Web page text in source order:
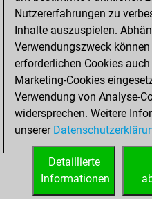
Bauer setzt Matt
Erstickte Matts
Unterverwandlungen
Türme auf der siebten
STARTSEITE
Nutzererfahrungen zu
Inhalte auszuspielen.
Verwendungszweck
erforderlichen Cookies
Marketing-Cookies
Verwendung von Analyse-
widersprechen. Weitere
unserer
Detaillierte
Informationen